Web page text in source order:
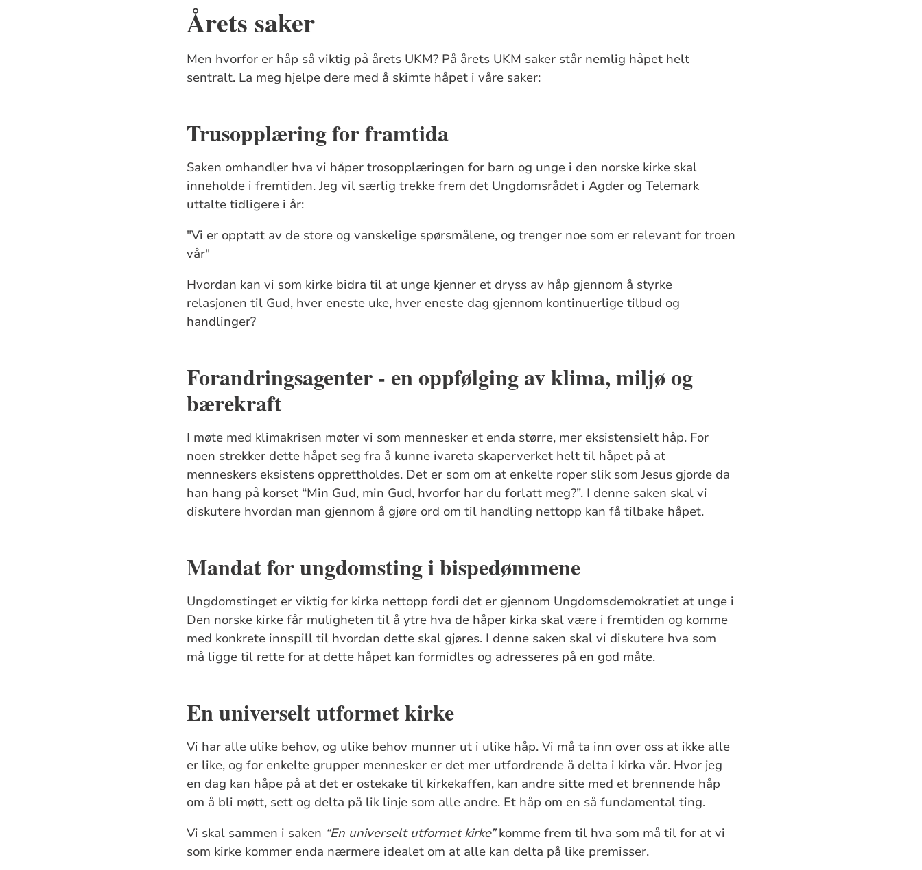
Årets saker
Men hvorfor er håp så viktig på årets UKM? På årets UKM saker står nemlig håpet helt
sentralt. La meg hjelpe dere med å skimte håpet i våre saker:
Trusopplæring for framtida
Saken omhandler hva vi håper trosopplæringen for barn og unge i den norske kirke skal
inneholde i fremtiden. Jeg vil særlig trekke frem det Ungdomsrådet i Agder og Telemark
uttalte tidligere i år:
"Vi er opptatt av de store og vanskelige spørsmålene, og trenger noe som er relevant for troen
vår"
Hvordan kan vi som kirke bidra til at unge kjenner et dryss av håp gjennom å styrke
relasjonen til Gud, hver eneste uke, hver eneste dag gjennom kontinuerlige tilbud og
handlinger?
Forandringsagenter - en oppfølging av klima, miljø og
bærekraft
I møte med klimakrisen møter vi som mennesker et enda større, mer eksistensielt håp. For
noen strekker dette håpet seg fra å kunne ivareta skaperverket helt til håpet på at
menneskers eksistens opprettholdes. Det er som om at enkelte roper slik som Jesus gjorde da
han hang på korset “Min Gud, min Gud, hvorfor har du forlatt meg?”. I denne saken skal vi
diskutere hvordan man gjennom å gjøre ord om til handling nettopp kan få tilbake håpet.
Mandat for ungdomsting i bispedømmene
Ungdomstinget er viktig for kirka nettopp fordi det er gjennom Ungdomsdemokratiet at unge i
Den norske kirke får muligheten til å ytre hva de håper kirka skal være i fremtiden og komme
med konkrete innspill til hvordan dette skal gjøres. I denne saken skal vi diskutere hva som
må ligge til rette for at dette håpet kan formidles og adresseres på en god måte.
En universelt utformet kirke
Vi har alle ulike behov, og ulike behov munner ut i ulike håp. Vi må ta inn over oss at ikke alle
er like, og for enkelte grupper mennesker er det mer utfordrende å delta i kirka vår. Hvor jeg
en dag kan håpe på at det er ostekake til kirkekaffen, kan andre sitte med et brennende håp
om å bli møtt, sett og delta på lik linje som alle andre. Et håp om en så fundamental ting.
Vi skal sammen i saken “En universelt utformet kirke”komme frem til hva som må til for at vi
som kirke kommer enda nærmere idealet om at alle kan delta på like premisser.